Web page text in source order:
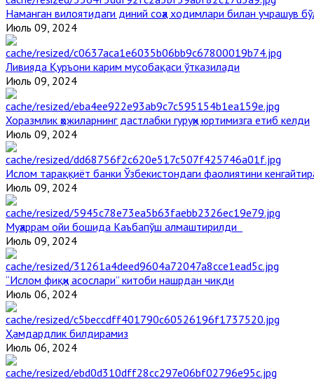
Наманган вилоятидаги диний соҳа ходимлари билан учрашув
Июль 09, 2024
Ливияда Қуръони карим мусобақаси ўтказилади
Июль 09, 2024
Хоразмлик ҳожиларнинг дастлабки гуруҳи юртимизга етиб келди
Июль 09, 2024
Ислом тараққиёт банки Ўзбекистондаги фаолиятини
Июль 09, 2024
Муҳаррам ойи бошида Каъбапўш алмаштирилди
Июль 09, 2024
“Ислом фиқҳи асослари” китоби нашрдан чиқди
Июль 06, 2024
Ҳамдардлик билдирамиз
Июль 06, 2024